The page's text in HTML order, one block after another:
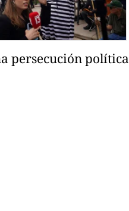
persecución política